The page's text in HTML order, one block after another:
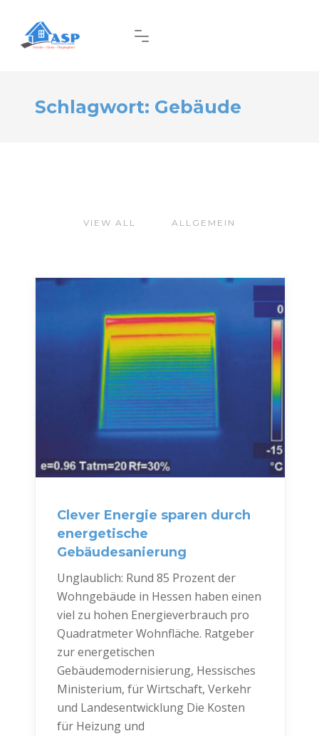
Schlagwort: Gebäude
VIEW ALL ALLGEMEIN
Clever Energie sparen durch
energetische
Gebäudesanierung
Unglaublich: Rund 85 Prozent der
Wohngebäude in Hessen haben einen
viel zu hohen Energieverbrauch pro
Quadratmeter Wohnfläche. Ratgeber
zur energetischen
Gebäudemodernisierung, Hessisches
Ministerium, für Wirtschaft, Verkehr
und Landesentwicklung Die Kosten
für Heizung und